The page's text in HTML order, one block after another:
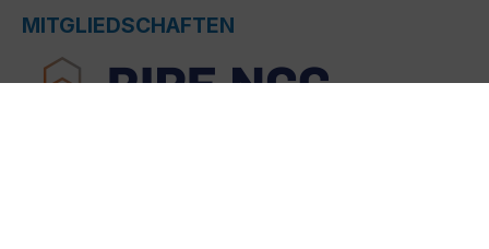
MITGLIEDSCHAFTEN